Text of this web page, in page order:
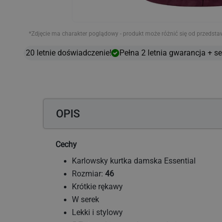
*Zdjęcie ma charakter poglądowy - produkt może różnić się od
- 20 letnie doświadczenie! Pełna 2 letnia gwarancja +
OPIS
Cechy
Karlowsky kurtka damska Essential
Rozmiar: 46
Krótkie rękawy
W serek
Lekki i stylowy